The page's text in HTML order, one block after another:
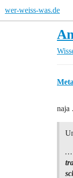
wer-weiss-was.de
…